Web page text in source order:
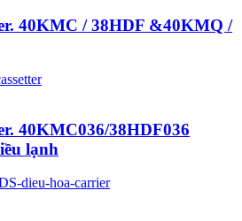
40KMC / 38HDF &40KMQ /
40KMC036/38HDF036
lạnh